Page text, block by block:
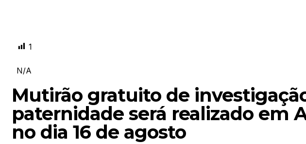
1
N/A
Mutirão gratuito de
paternidade será realizado em
no dia 16 de agosto